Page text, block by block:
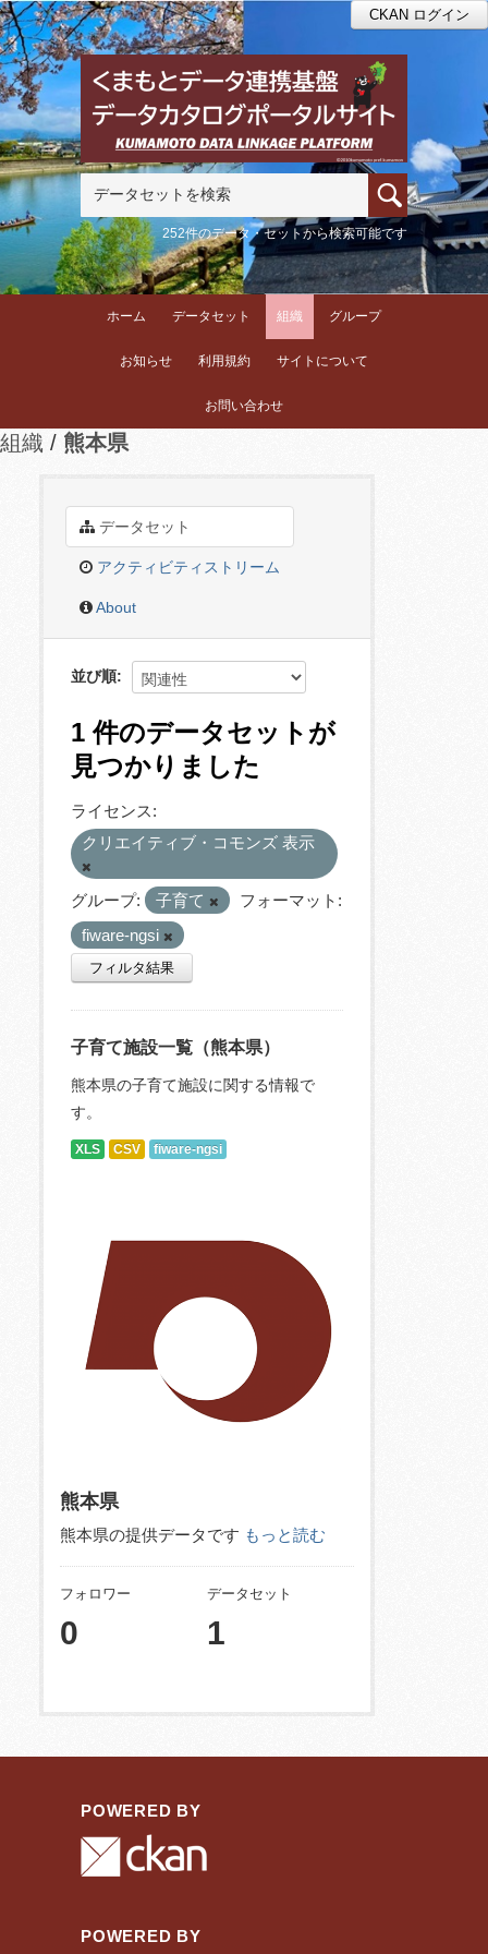
CKAN ログイン
252件のデータ・セットから検索可能です
ホーム データセット 組織 グループ
お知らせ 利用規約 サイトについて
お問い合わせ
組織 熊本県
データセット
アクティビティストリーム
About
並び順
1 件のデータセットが
見つかりました
ライセンス:
クリエイティブ・コモンズ 表示
グループ: 子育て
フォーマット:
fiware-ngsi
フィルタ結果
子育て施設一覧（熊本県）
熊本県の子育て施設に関する情報で
す。
XLS CSV fiware-ngsi
熊本県
熊本県の提供データです もっと読む
フォロワー
0
データセット
1
POWERED BY
POWERED BY